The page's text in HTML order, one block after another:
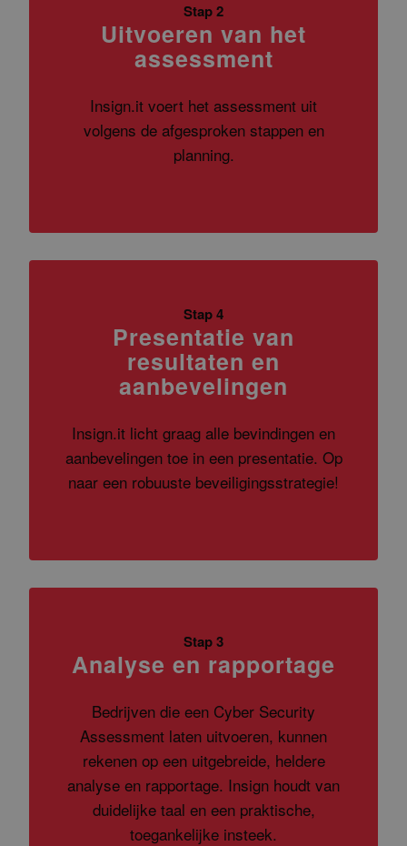
Stap 2
Uitvoeren van het
assessment
Insign.it voert het assessment uit
volgens de afgesproken stappen en
planning.
Stap 4
Presentatie van
resultaten en
aanbevelingen
Insign.it licht graag alle bevindingen en
aanbevelingen toe in een presentatie. Op
naar een robuuste beveiligingsstrategie!
Stap 3
Analyse en rapportage
Bedrijven die een Cyber Security
Assessment laten uitvoeren, kunnen
rekenen op een uitgebreide, heldere
analyse en rapportage. Insign houdt van
duidelijke taal en een praktische,
toegankelijke insteek.